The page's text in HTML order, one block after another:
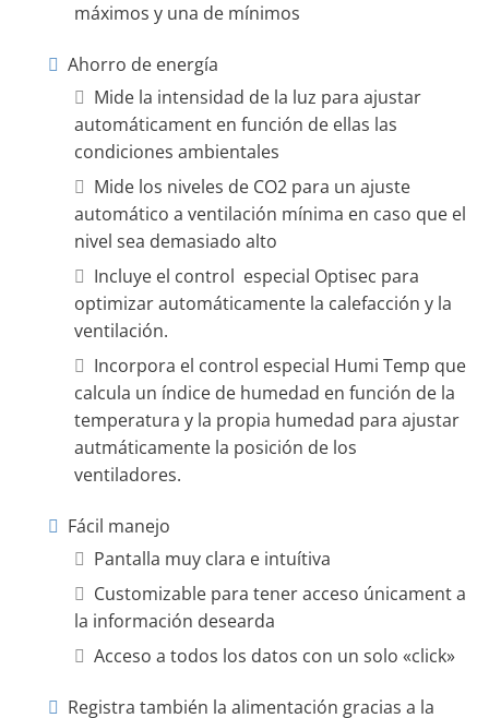
máximos y una de mínimos
Ahorro de energía
Mide la intensidad de la luz para ajustar
automáticament en función de ellas las
condiciones ambientales
Mide los niveles de CO2 para un ajuste
automático a ventilación mínima en caso que el
nivel sea demasiado alto
Incluye el control especial Optisec para
optimizar automáticamente la calefacción y la
ventilación.
Incorpora el control especial Humi Temp que
calcula un índice de humedad en función de la
temperatura y la propia humedad para ajustar
autmáticamente la posición de los
ventiladores.
Fácil manejo
Pantalla muy clara e intuítiva
Customizable para tener acceso únicament a
la información desearda
Acceso a todos los datos con un solo «click»
Registra también la alimentación gracias a la